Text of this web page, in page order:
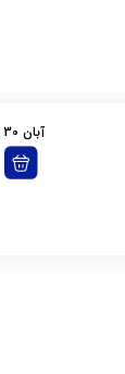
آبان 30 لیتر گازی